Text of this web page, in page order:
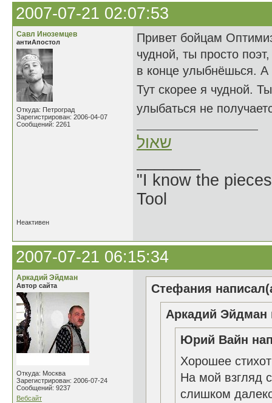
2007-07-21 02:07:53
Савл Иноземцев
антиАпостол
Откуда: Петроград
Зарегистрирован: 2006-04-07
Сообщений: 2261
Привет бойцам
чудной, ты просто
в конце улыбнёшься.
Тут скорее я чудной.
улыбаться не
שאול
"I know the
Tool
Неактивен
2007-07-21 06:15:34
Аркадий Эйдман
Автор сайта
Откуда: Москва
Зарегистрирован: 2006-07-24
Сообщений: 9237
Вебсайт
Стефания
Аркадий Эйдман
Юрий Вайн
Хорошее
На мой взгляд
слишком